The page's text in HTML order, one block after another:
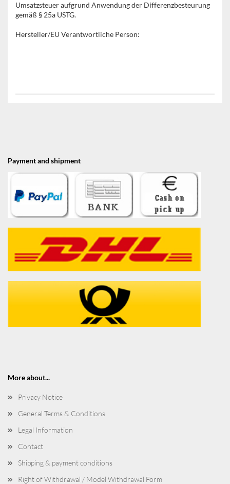
Umsatzsteuer aufgrund Anwendung der Differenzbesteurung
gemäß § 25a USTG.
Hersteller/EU Verantwortliche Person:
Payment and shipment
More about...
Privacy Notice
General Terms & Conditions
Legal Information
Contact
Shipping & payment conditions
Right of Withdrawal / Model Withdrawal Form